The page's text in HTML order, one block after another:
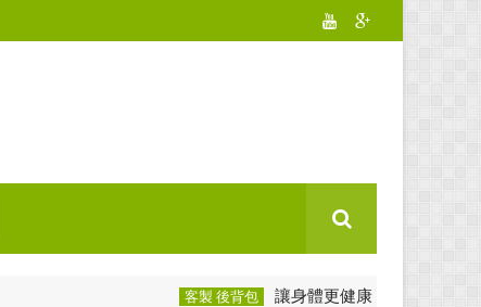
客製 後背包 讓身體更健康：選用後背包愛護脊椎